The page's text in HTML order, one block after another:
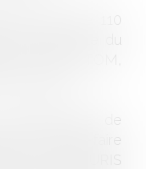
plus de 110
l'ensemble du
les DOM TOM,
de
de savoir-faire
EUROJURIS